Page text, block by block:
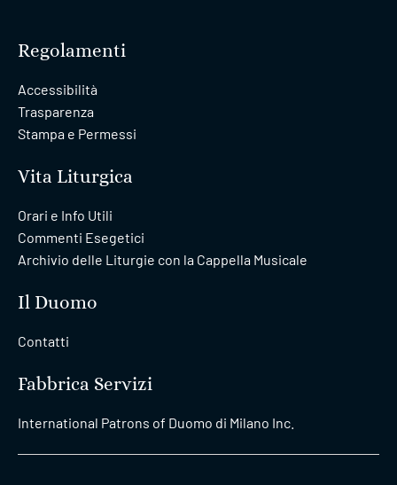
Regolamenti
Accessibilità
Trasparenza
Stampa e Permessi
Vita Liturgica
Orari e Info Utili
Commenti Esegetici
Archivio delle Liturgie con la Cappella Musicale
Il Duomo
Contatti
Fabbrica Servizi
International Patrons of Duomo di Milano Inc.